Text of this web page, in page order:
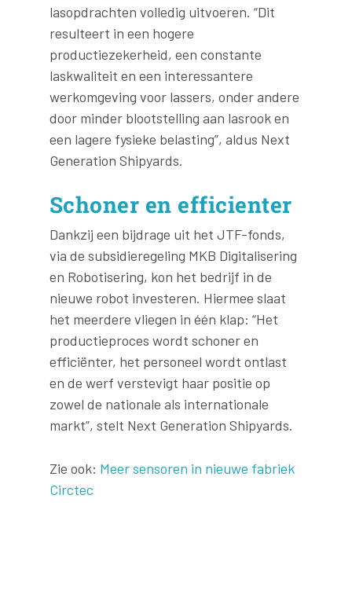
lasopdrachten volledig uitvoeren. “Dit
resulteert in een hogere
productiezekerheid, een constante
laskwaliteit en een interessantere
werkomgeving voor lassers, onder andere
door minder blootstelling aan lasrook en
een lagere fysieke belasting”, aldus Next
Generation Shipyards.
Schoner en efficienter
Dankzij een bijdrage uit het JTF-fonds,
via de subsidieregeling MKB Digitalisering
en Robotisering, kon het bedrijf in de
nieuwe robot investeren. Hiermee slaat
het meerdere vliegen in één klap: “Het
productieproces wordt schoner en
efficiënter, het personeel wordt ontlast
en de werf verstevigt haar positie op
zowel de nationale als internationale
markt”, stelt Next Generation Shipyards.
Zie ook: Meer sensoren in nieuwe fabriek
Circtec